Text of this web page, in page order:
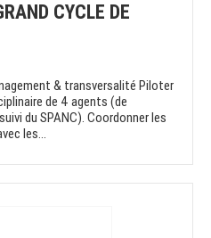
CYCLE DE
& transversalité Piloter
de 4 agents (de
du SPANC). Coordonner les
les...